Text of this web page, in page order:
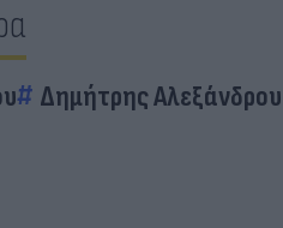
Δημήτρης Αλεξάνδρου